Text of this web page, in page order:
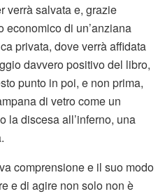
verrà salvata e, grazie
economico di un’anziana
privata, dove verrà affidata
davvero positivo del libro,
punto in poi, e non prima,
di vetro come un
la discesa all’inferno, una
comprensione e il suo modo
e di agire non solo non è